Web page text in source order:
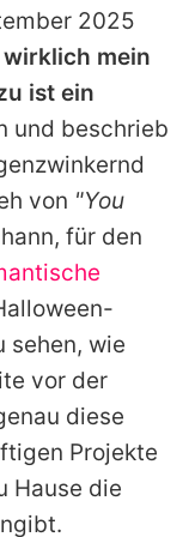
2025
wirklich mein
ist ein
und beschrieb
von "You
, für den
sehen, wie
vor der
diese
Projekte
Hause die